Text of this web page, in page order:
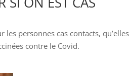
les personnes cas contacts, qu’elles
contre le Covid.